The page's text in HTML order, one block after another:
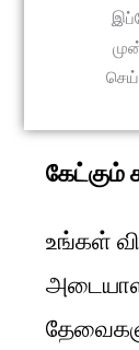
கேட்கும்
உங்கள்